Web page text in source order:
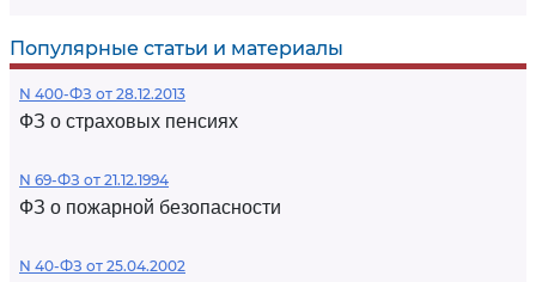
Популярные статьи и материалы
N 400-ФЗ от 28.12.2013
ФЗ о страховых пенсиях
N 69-ФЗ от 21.12.1994
ФЗ о пожарной безопасности
N 40-ФЗ от 25.04.2002